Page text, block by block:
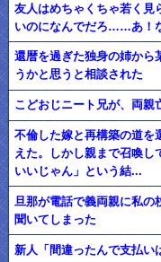
友人はめちゃくちゃ若く見
いのになんでだろ……あ！
還暦を過ぎた独身の姉から
うかと思うと相談された
こどおじニート兄が、両親
不倫した嫁と再構築の道を
えた。しかし親まで召喚
いいじゃん」という結...
旦那が電話で義両親に私
聞いてしまった
新人「間違ったんで支払